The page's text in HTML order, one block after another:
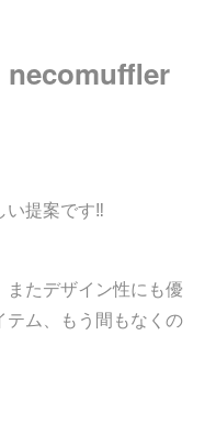
necomuffler
い提案です‼︎
たデザイン性にも優
ム、もう間もなくの